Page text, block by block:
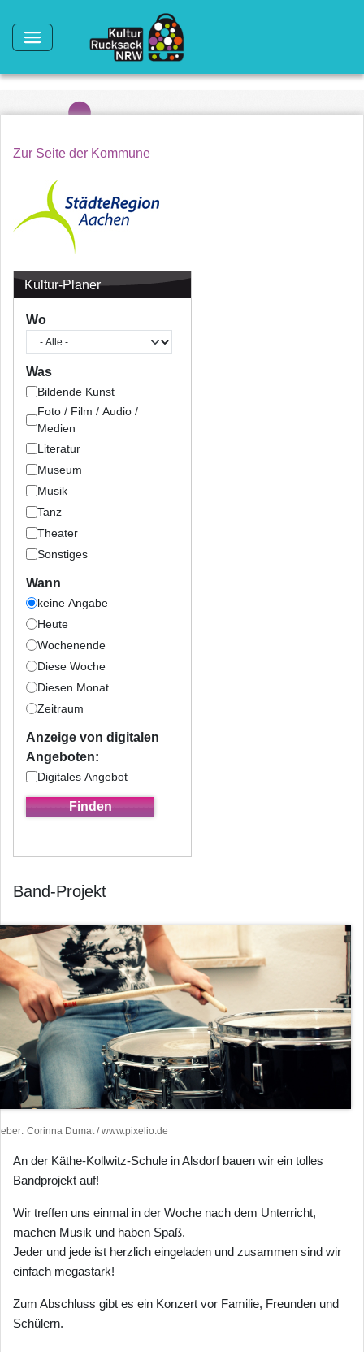
Zur Seite der Kommune
Kultur-Planer
Wo
Was
Bildende Kunst
Foto / Film / Audio /
Medien
Literatur
Museum
Musik
Tanz
Theater
Sonstiges
Wann
keine Angabe
Heute
Wochenende
Diese Woche
Diesen Monat
Zeitraum
Anzeige von digitalen
Angeboten:
Digitales Angebot
Band-Projekt
Corinna Dumat / www.pixelio.de
An der Käthe-Kollwitz-Schule in Alsdorf bauen wir ein tolles
Bandprojekt auf!
Wir treffen uns einmal in der Woche nach dem Unterricht,
machen Musik und haben Spaß.
Jeder und jede ist herzlich eingeladen und zusammen sind wir
einfach megastark!
Zum Abschluss gibt es ein Konzert vor Familie, Freunden und
Schülern.